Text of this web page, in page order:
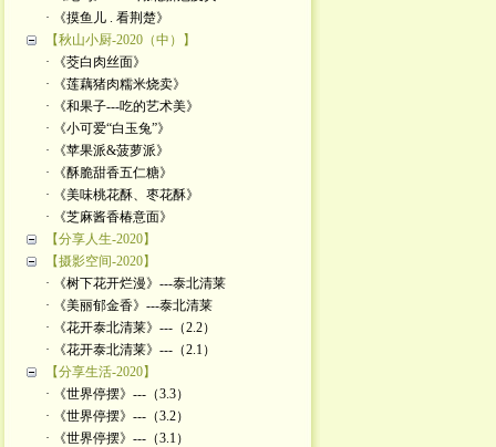
· 《摸鱼儿 . 看荆楚》
【秋山小厨-2020（中）】
· 《茭白肉丝面》
· 《莲藕猪肉糯米烧卖》
· 《和果子---吃的艺术美》
· 《小可爱“白玉兔”》
· 《苹果派&菠萝派》
· 《酥脆甜香五仁糖》
· 《美味桃花酥、枣花酥》
· 《芝麻酱香椿意面》
【分享人生-2020】
【摄影空间-2020】
· 《树下花开烂漫》---泰北清莱
· 《美丽郁金香》---泰北清莱
· 《花开泰北清莱》---（2.2）
· 《花开泰北清莱》---（2.1）
【分享生活-2020】
· 《世界停摆》---（3.3）
· 《世界停摆》---（3.2）
· 《世界停摆》---（3.1）